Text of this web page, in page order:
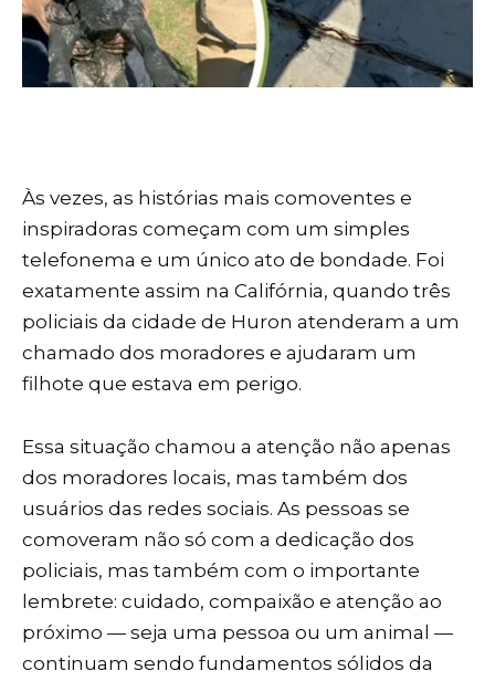
Às vezes, as histórias mais comoventes e
inspiradoras começam com um simples
telefonema e um único ato de bondade. Foi
exatamente assim na Califórnia, quando três
policiais da cidade de Huron atenderam a um
chamado dos moradores e ajudaram um
filhote que estava em perigo.
Essa situação chamou a atenção não apenas
dos moradores locais, mas também dos
usuários das redes sociais. As pessoas se
comoveram não só com a dedicação dos
policiais, mas também com o importante
lembrete: cuidado, compaixão e atenção ao
próximo — seja uma pessoa ou um animal —
continuam sendo fundamentos sólidos da